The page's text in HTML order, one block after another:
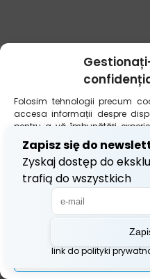
Folosim tehnologii precum
accesa informații despre
pentru a vă îmbunătăți
afișa publicitate
aceste tehnologii ne va
comportamentul dvs. de
acest site. Neacordarea
acestuia poate afecta